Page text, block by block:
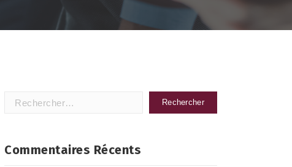
Rechercher :
Commentaires Récents